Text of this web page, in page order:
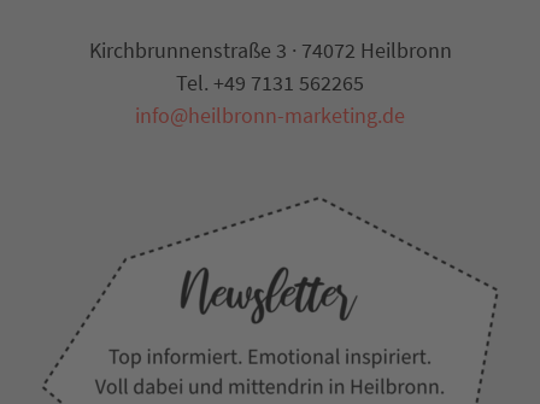
Kirchbrunnenstraße 3 · 74072 Heilbronn
Tel. +49 7131 562265
info@heilbronn-marketing.de